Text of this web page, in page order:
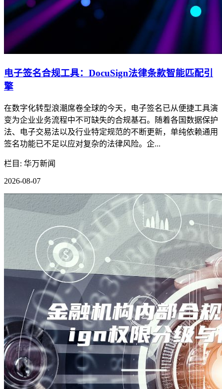
电子签名合规工具：DocuSign法律条款智能匹配引
擎
在数字化转型浪潮席卷全球的今天，电子签名已从便捷工具演
变为企业业务流程中不可缺失的合规基石。随着各国数据保护
法、电子交易法以及行业特定规范的不断更新，单纯依赖通用
签名功能已不足以应对复杂的法律风险。企...
栏目: 华万新闻
2026-08-07